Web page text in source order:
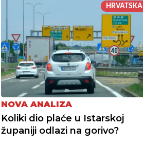
HRVATSKA
NOVA ANALIZA
Koliki dio plaće u Istarskoj
županiji odlazi na gorivo?